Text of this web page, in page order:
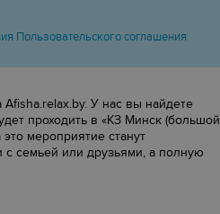
Пользовательского соглашения
У нас вы найдете
проходить в «КЗ Минск (большой
мероприятие станут
семьей или друзьями, а полную